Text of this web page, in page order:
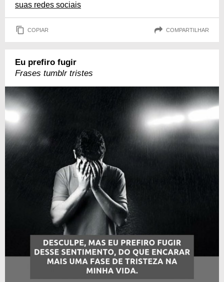
suas redes sociais
COPIAR COMPARTILHAR
Eu prefiro fugir
Frases tumblr tristes